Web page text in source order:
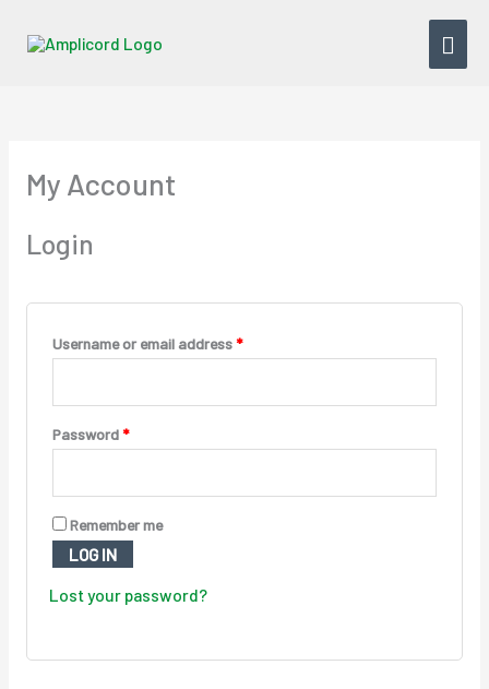
My Account
Login
Username or email address*
Password*
Remember me
LOG IN
Lost your password?